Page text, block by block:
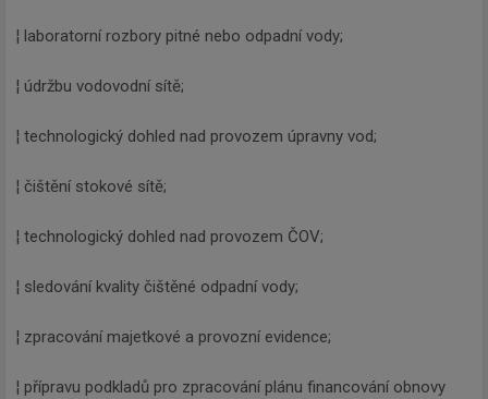
¦ laboratorní rozbory pitné nebo odpadní vody;
¦ údržbu vodovodní sítě;
¦ technologický dohled nad provozem úpravny vod;
¦ čištění stokové sítě;
¦ technologický dohled nad provozem ČOV;
¦ sledování kvality čištěné odpadní vody;
¦ zpracování majetkové a provozní evidence;
¦ přípravu podkladů pro zpracování plánu financování obnovy